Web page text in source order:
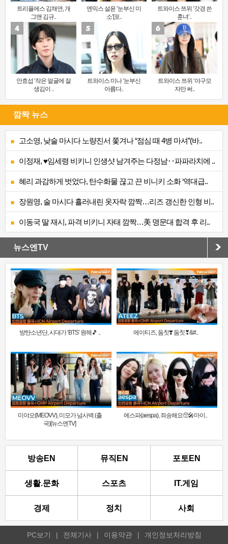
트리플에스 김채연, 개
그맨 김규..
엔믹스 설윤 ‘눈부신 미
소’[포..
트와이스 쯔위 ‘갓경 쓴
훈녀’..
안효섭 ‘작은 얼굴에 잘
생김이 ..
트와이스 미나 ‘눈부신
아름다..
트와이스 쯔위 ‘야구모
자만 써..
깜짝 뉴스
고소영, 낮술 마시다 노량진서 쫓겨나 “점심 때 4병 마셔”(바..
이정재, ♥임세령 비키니 인생샷 남겨주는 다정남‥파파라치에 ..
혜리 과감하게 벗었다, 탄수화물 끊고 끈 비니키 소화 ‘역대급..
장원영, 술 마시다 흘러내린 옷자락 깜짝…리즈 갱신한 인형 비..
이동국 딸 재시, 파격 비키니 자태 깜짝…美 명문대 합격 후 리..
뉴스엔TV
방탄소년단, 시대가 ‘BTS’ 원해🎵 .. 에이티즈, 둠칫❣️ 둠칫❣&#..
미야오(MEOVV), 미모가 넘사벽 (출
국)[뉴스엔TV]
에스파(aespa), 죄송해요🥺🎤마이..
방송EN 뮤직EN 포토EN
생활.문화 스포츠 IT.게임
경제 정치 사회
PC보기 | 전체기사 | 이용약관 | 개인정보처리방침